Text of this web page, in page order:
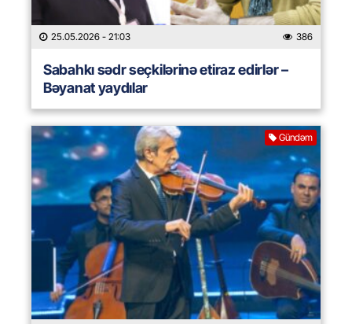
25.05.2026 - 21:03 386
Sabahkı sədr seçkilərinə etiraz edirlər –
Bəyanat yaydılar
Gündəm